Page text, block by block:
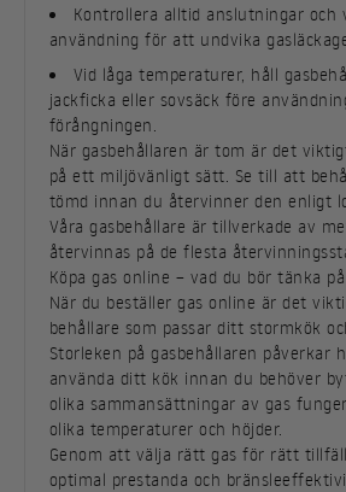
Kontrollera alltid anslutningar och
användning för att undvika
Vid låga temperaturer, håll
jackficka eller sovsäck före
förångningen.
När gasbehållaren är tom är det
på ett miljövänligt sätt. Se till att
tömd innan du återvinner den enligt
Våra gasbehållare är tillverkade av
återvinnas på de flesta
Köpa gas online – vad du bör tänka på
När du beställer gas online är det
behållare som passar ditt stormkök
Storleken på gasbehållaren påverkar
använda ditt kök innan du behöver
olika sammansättningar av gas
olika temperaturer och höjder.
Genom att välja rätt gas för rätt
optimal prestanda och